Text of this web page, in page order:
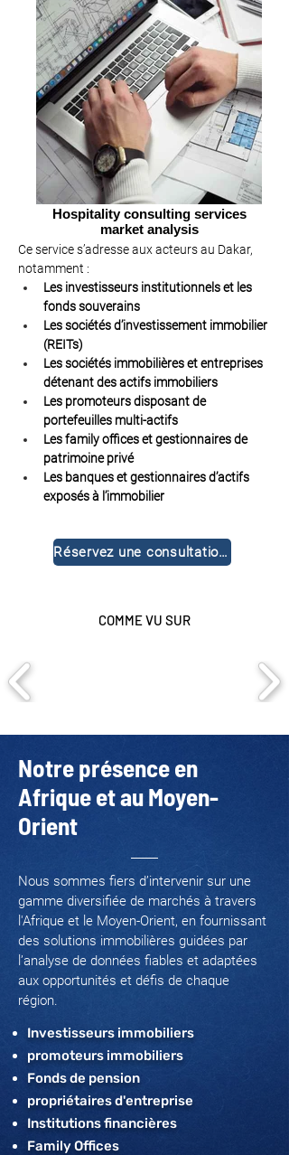
Hospitality consulting services
market analysis
Ce service s’adresse aux acteurs au Dakar,
notamment :
Les investisseurs institutionnels et les
fonds souverains
Les sociétés d’investissement immobilier
(REITs)
Les sociétés immobilières et entreprises
détenant des actifs immobiliers
Les promoteurs disposant de
portefeuilles multi-actifs
Les family offices et gestionnaires de
patrimoine privé
Les banques et gestionnaires d’actifs
exposés à l’immobilier
Réservez une consultation gratuite
COMME VU SUR
Notre présence en
Afrique et au Moyen-
Orient
Nous sommes fiers d’intervenir sur une
gamme diversifiée de marchés à travers
l'Afrique et le Moyen-Orient, en fournissant
des solutions immobilières guidées par
l’analyse de données fiables et adaptées
aux opportunités et défis de chaque
région.
Investisseurs immobiliers
promoteurs immobiliers
Fonds de pension
propriétaires d'entreprise
Institutions financières
Family Offices